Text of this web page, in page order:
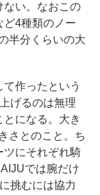
ない。なおこの
ど4種類のノー
半分くらいの大
作ったという
げるのは無理
になる。大き
さとのこと。ち
ツにそれぞれ騎
では腕だけ
挑むには協力